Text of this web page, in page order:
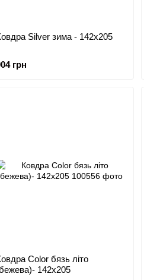
Silver зима - 142x205
грн
Color бязь літо
142x205